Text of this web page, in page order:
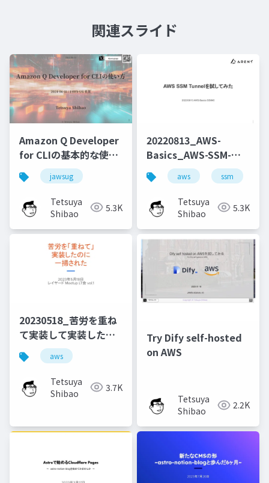
関連スライド
Amazon Q Developer
for CLIの基本的な使い
方と便利なコマンドの
紹介
jawsug
Tetsuya
Shibao
5.3K
20220813_AWS-
Basics_AWS-SSM-
Tunnelを試してみた
aws ssm
Tetsuya
Shibao
5.3K
20230518_苦労を重ね
て実装して実装したの
に一掃されたこと
aws
Tetsuya
Shibao
3.7K
Try Dify self-hosted
on AWS
Tetsuya
Shibao
2.2K